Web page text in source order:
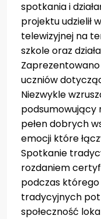
spotkania i
projektu udzielił
telewizyjnej na
szkole oraz
uczniów
Niezwykle
podsumowujący
pełen dobrych
emocji które
Spotkanie
rozdaniem
podczas
tradycyjnych
społeczność